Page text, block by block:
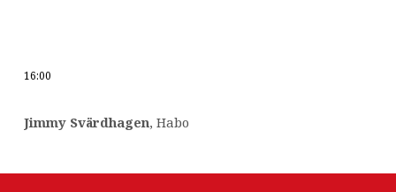
–
Magisk
16:00
Jimmy Svärdhagen, Habo